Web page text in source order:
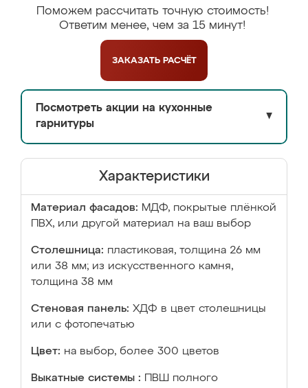
Поможем рассчитать точную стоимость!
Ответим менее, чем за 15 минут!
ЗАКАЗАТЬ РАСЧЁТ
Посмотреть акции на кухонные
гарнитуры
▼
Характеристики
Материал фасадов: МДФ, покрытые плёнкой
ПВХ, или другой материал на ваш выбор
Столешница: пластиковая, толщина 26 мм
или 38 мм; из искусственного камня,
толщина 38 мм
Стеновая панель: ХДФ в цвет столешницы
или с фотопечатью
Цвет: на выбор, более 300 цветов
Выкатные системы :
ПВШ полного